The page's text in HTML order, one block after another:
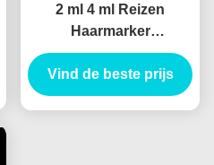
2 ml 4 ml Reizen
Haarmarker
Gereedschap Tanden
Bleken Leeg Twist Pen
Nagel Olie Borstel
Vind de beste prijs